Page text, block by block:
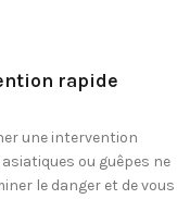
rapide
une intervention
ou guêpes ne
le danger et de vous